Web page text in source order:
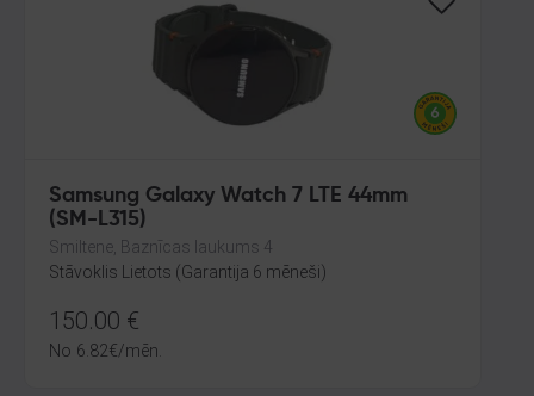
Samsung Galaxy Watch 7 LTE 44mm
(SM-L315)
Smiltene, Baznīcas laukums 4
Stāvoklis Lietots (Garantija 6 mēneši)
150.00 €
No 6.82€/mēn.